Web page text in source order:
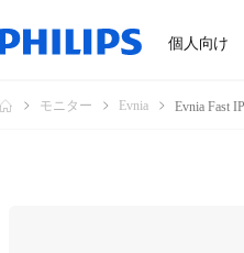
個人向け
モニター Evnia Evnia Fast